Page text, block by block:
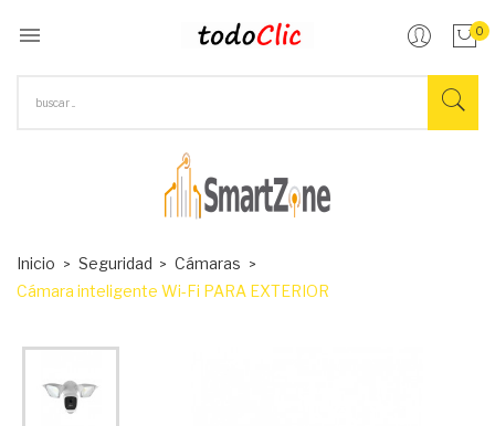
 0
Inicio Seguridad
Cámaras
Cámara inteligente Wi-Fi PARA EXTERIOR